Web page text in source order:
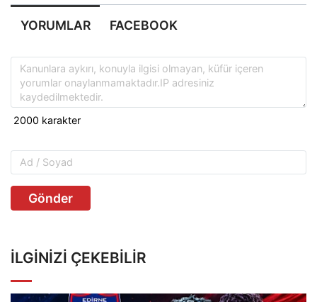
YORUMLAR FACEBOOK
Gönder
İLGINIZI ÇEKEBILIR